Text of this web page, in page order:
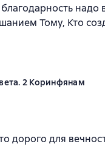
благодарность
Тому, Кто
2 Коринфянам
5 оценок
дорого для